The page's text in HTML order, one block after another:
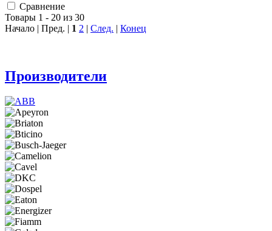
Сравнение
Товары 1 - 20 из 30
Начало | Пред. | 1 2 | След. | Конец
Производители